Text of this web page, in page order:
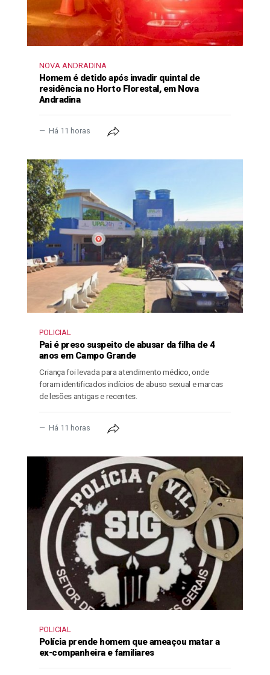
NOVA ANDRADINA
Homem é detido após invadir quintal de
residência no Horto Florestal, em Nova
Andradina
Há 11 horas
POLICIAL
Pai é preso suspeito de abusar da filha de 4
anos em Campo Grande
Criança foi levada para atendimento médico, onde
foram identificados indícios de abuso sexual e marcas
de lesões antigas e recentes.
Há 11 horas
POLICIAL
Polícia prende homem que ameaçou matar a
ex-companheira e familiares